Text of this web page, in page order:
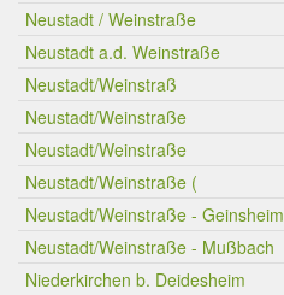
Neustadt / Weinstraße
Neustadt a.d. Weinstraße
Neustadt/Weinstraß
Neustadt/Weinstraße
Neustadt/Weinstraße
Neustadt/Weinstraße (
Neustadt/Weinstraße - Geinsheim
Neustadt/Weinstraße - Mußbach
Niederkirchen b. Deidesheim